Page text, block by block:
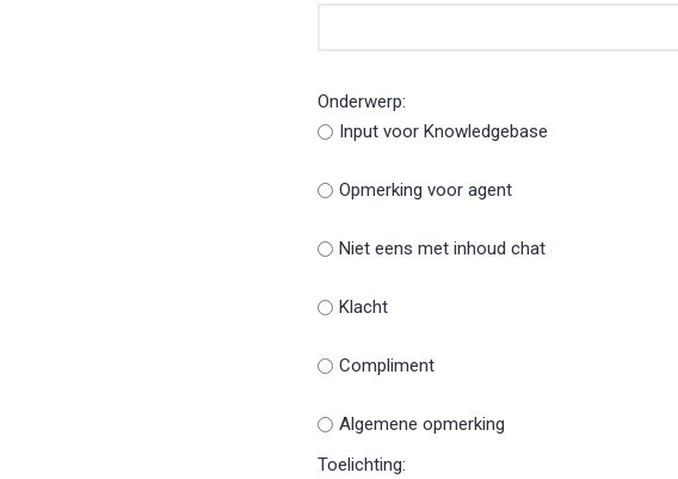
Onderwerp:
Input voor Knowledgebase
Opmerking voor agent
Niet eens met inhoud chat
Klacht
Compliment
Algemene opmerking
Toelichting: